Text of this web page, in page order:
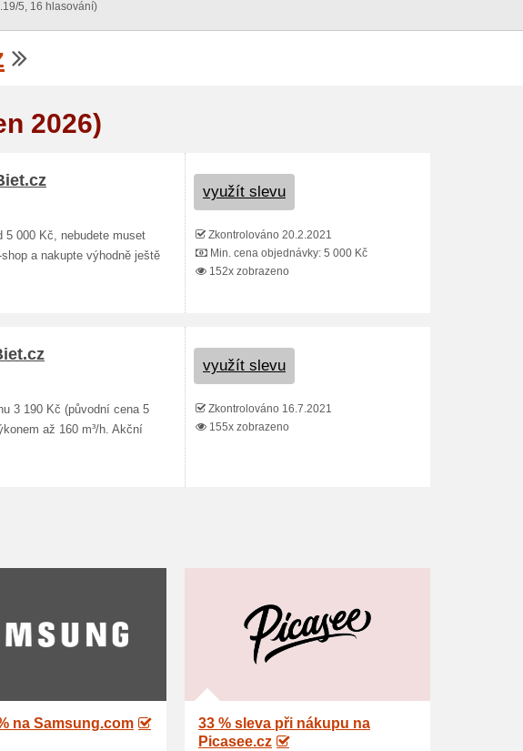
5, 16 hlasování)
2026)
5 000 Kč, nebudete muset
a nakupte výhodně ještě
využít slevu
Zkontrolováno 20.2.2021
Min. cena objednávky: 5 000 Kč
152x zobrazeno
3 190 Kč (původní cena 5
až 160 m³/h. Akční
využít slevu
Zkontrolováno 16.7.2021
155x zobrazeno
na Samsung.com
33 % sleva při nákupu na
Picasee.cz